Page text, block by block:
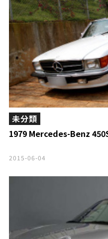
1979 Mercedes-Benz
未分類
2015-06-04